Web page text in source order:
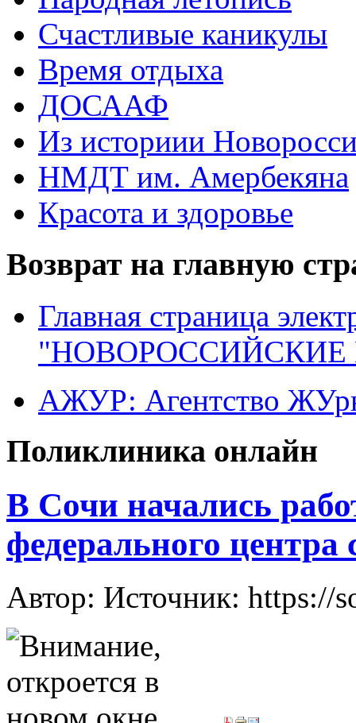
Счастливые каникулы
Время отдыха
ДОСААФ
Из историии
НМДТ им. Амербекяна
Красота и здоровье
Возврат на главную
Главная страница
"НОВОРОССИЙСКИЕ
АЖУР: Агентство
Поликлиника онлайн
В Сочи начались
федерального
Автор: Источник: https://